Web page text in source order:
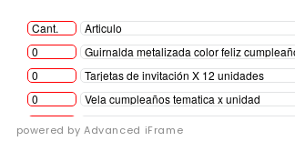
powered by Advanced iFrame